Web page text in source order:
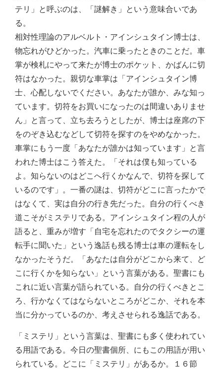
テリ」と呼ぶのは、「謎解き」という意味合いであ
る。
相対性理論のアルベルト・アインシュタイン博士は、
物忘れがひどかった。汽車に乗ったときのことだ。車
掌が検札にやって来たが博士のポケット、かばんに切
符はなかった。親切な車掌は「アインシュタイン博
士、心配しないでください。あなたが誰か、みな知っ
ています。切符をお買いになったのは間違いありませ
ん」と言って、立ち去ろうとしたが、博士は座席の下
をのぞき込むなどして切符を探すのをやめなかった。
車掌にもう一度「あなたが誰かは知っています」と言
われた博士はこう答えた。「それは僕も知っている
よ。知らないのはどこへ行くかなんで、切符を探して
いるのです」。一番の謎は、切符がどこに言ったかで
はなくて、実は自分の行き先だった。自分の行くべき
道こそがミステリである。アインシュタイン程の人が
語ると、重みが増す「自宅を忘れたのでタクシーの運
転手に聞いた」という逸話も残る博士は車の運転をし
なかったそうだ。「あなたは自分がどこから来て、ど
こに行くかを知らない」という言葉がある。聖書にも
これに近い言葉が語られている。自分の行くべきとこ
ろ、行かなくてはならないところがどこか、それを本
当に分かっているのか、考えさせられる逸話である。
「ミステリ」という言葉は、聖書にも多く使われてい
る用語である。今日の聖書個所、にもこの用語が用い
られている。どこに「ミステリ」があるか。１６節